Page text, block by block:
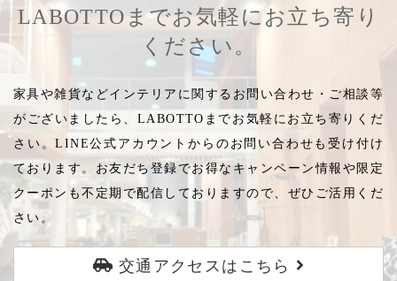
LABOTTOまでお気軽にお立ち寄り
ください。
家具や雑貨などインテリアに関するお問い合わせ・ご相談等
がございましたら、LABOTTOまでお気軽にお立ち寄りくだ
さい。LINE公式アカウントからのお問い合わせも受け付け
ております。お友だち登録でお得なキャンペーン情報や限定
クーポンも不定期で配信しておりますので、ぜひご活用くだ
さい。
交通アクセスはこちら